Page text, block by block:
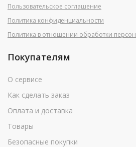
Пользовательское соглашение
Политика конфиденциальности
Политика в отношении обработки
Покупателям
О сервисе
Как сделать заказ
Оплата и доставка
Товары
Безопасные покупки